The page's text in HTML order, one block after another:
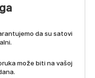
da su satovi
može biti na vašoj